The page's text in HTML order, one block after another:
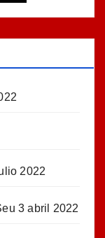
2022
3 abril 2022